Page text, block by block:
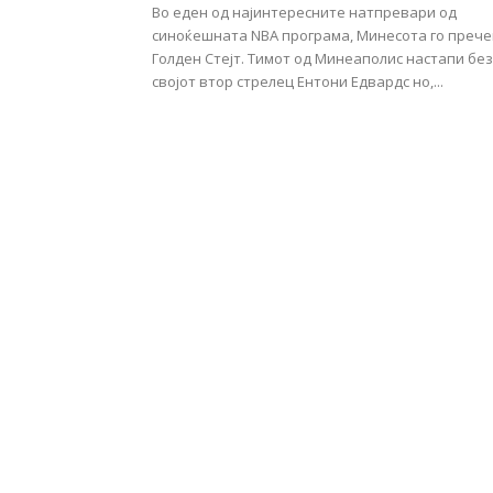
Во еден од најинтересните натпревари од
синоќешната NBA програма, Минесота го
Голден Стејт. Тимот од Минеаполис настапи без
својот втор стрелец Ентони Едвардс но,...